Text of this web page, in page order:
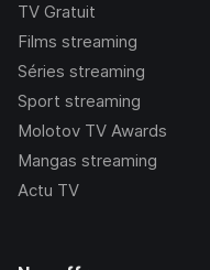
TV Gratuit
Films streaming
Séries streaming
Sport streaming
Molotov TV Awards
Mangas streaming
Actu TV